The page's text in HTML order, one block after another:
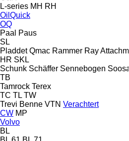
L-series MH RH
OilQuick
OQ
Paal
Paus
SL
Pladdet Qmac Rammer Ray
HR SKL
Schunk Schäffer Sennebogen
TB
Tamrock Terex
TC TL TW
Trevi Benne VTN Verachtert
CW MP
Volvo
BL